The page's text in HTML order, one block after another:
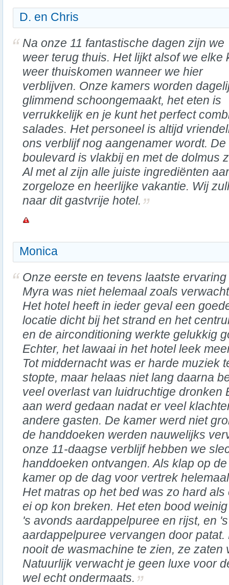
D. en Chris
Na onze 11 fantastische dagen zijn we
weer terug thuis. Het lijkt alsof we elke
weer thuiskomen wanneer we hier
verblijven. Onze kamers worden
glimmend schoongemaakt, het eten is
verrukkelijk en je kunt het perfect
salades. Het personeel is altijd
ons verblijf nog aangenamer wordt.
boulevard is vlakbij en met de dolmus
Al met al zijn alle juiste ingrediënten
zorgeloze en heerlijke vakantie. Wij
naar dit gastvrije hotel.
Monica
Onze eerste en tevens laatste ervaring
Myra was niet helemaal zoals
Het hotel heeft in ieder geval een
locatie dicht bij het strand en het
en de airconditioning werkte gelukkig
Echter, het lawaai in het hotel leek
Tot middernacht was er harde muziek
stopte, maar helaas niet lang daarna
veel overlast van luidruchtige dronken
aan werd gedaan nadat er veel
andere gasten. De kamer werd niet
de handdoeken werden nauwelijks
onze 11-daagse verblijf hebben we
handdoeken ontvangen. Als klap op
kamer op de dag voor vertrek
Het matras op het bed was zo hard
ei op kon breken. Het eten bood
's avonds aardappelpuree en rijst, en
aardappelpuree vervangen door
nooit de wasmachine te zien, ze zaten
Natuurlijk verwacht je geen luxe voor
wel echt ondermaats.